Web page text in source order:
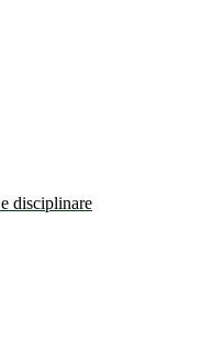
disciplinare